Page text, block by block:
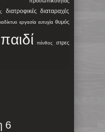
διατροφικές διαταραχές
εργασία ευτυχία θυμός
παιδί πένθος στρες
6